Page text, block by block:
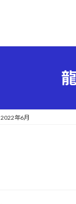
2022年6月